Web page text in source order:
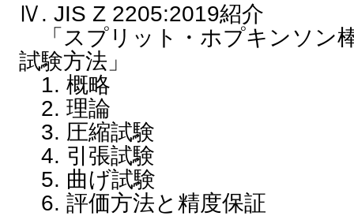
Ⅳ. JIS Z 2205:2019紹介
「スプリット・ホプキンソン
試験方法」
1. 概略
2. 理論
3. 圧縮試験
4. 引張試験
5. 曲げ試験
6. 評価方法と精度保証